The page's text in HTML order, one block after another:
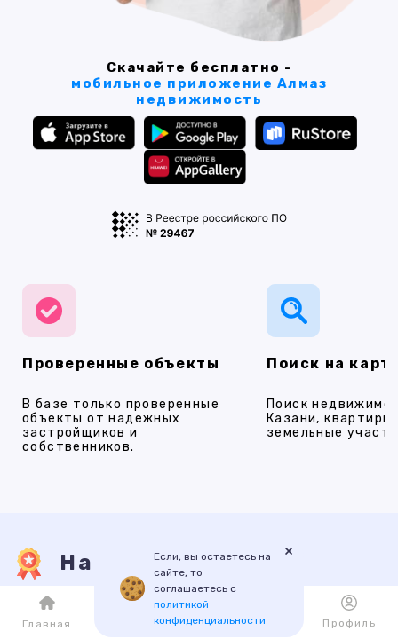
Скачайте бесплатно -
мобильное приложение Алмаз
недвижимость
Проверенные объекты
В базе только проверенные
объекты от надежных
застройщиков и
собственников.
Поиск на
Поиск
Казани,
земельные
Наши услуги
ПРОДАЖА АРЕНДА НОВОСТРОЙКИ ИПОТЕКА
Если, вы остаетесь на
сайте, то
соглашаетесь с
политикой
конфиденциальности
×
Главная Каталог Избранное Профиль